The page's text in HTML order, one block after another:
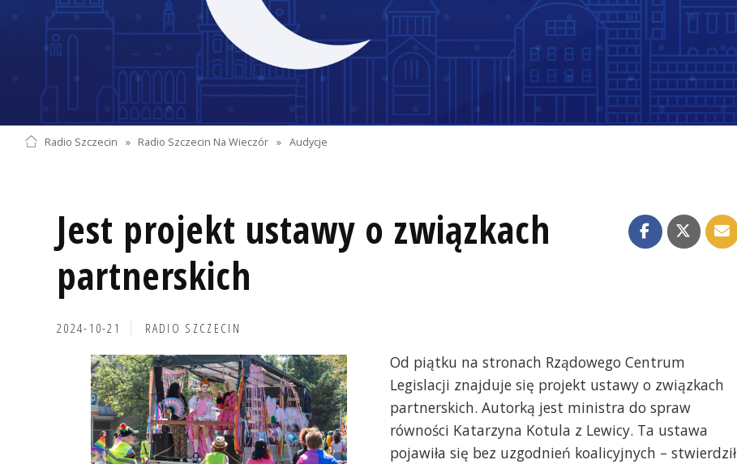
Radio Szczecin » Radio Szczecin Na Wieczór » Audycje
Jest projekt ustawy o związkach
partnerskich
2024-10-21 RADIO SZCZECIN
Od piątku na stronach Rządowego Centrum
Legislacji znajduje się projekt ustawy o związkach
partnerskich. Autorką jest ministra do spraw
równości Katarzyna Kotula z Lewicy. Ta ustawa
pojawiła się bez uzgodnień koalicyjnych – stwierdził